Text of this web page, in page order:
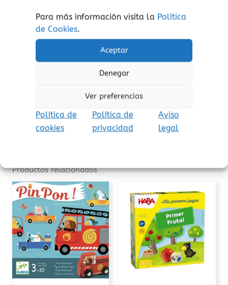
Para más información visita la Política
de Cookies.
Aceptar
Denegar
Ver preferencias
Política de
cookies
Política de
privacidad
Aviso
legal
PDF reglas del juego.
No apto para niños menores de 3
Aviso de seguridad: El embalaje no es un
Productos relacionados